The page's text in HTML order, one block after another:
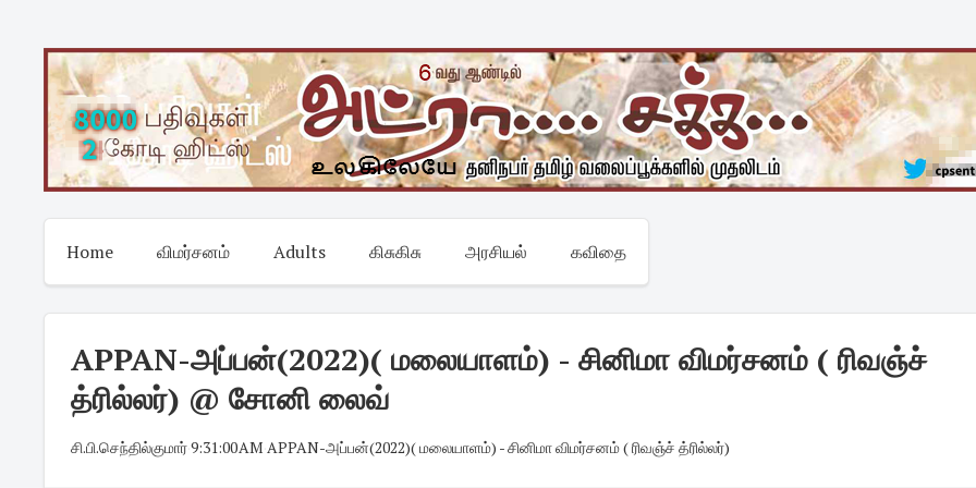
content
Home விமர்சனம் Adults கிசுகிசு அரசியல் கவிதை
APPAN-அப்பன்(2022)( மலையாளம்) - சினிமா விமர்சனம் ( ரிவஞ்ச்
த்ரில்லர்) @ சோனி லைவ்
சி.பி.செந்தில்குமார்·9:31:00 AM ·APPAN-அப்பன்(2022)( மலையாளம்) - சினிமா விமர்சனம் ( ரிவஞ்ச் த்ரில்லர்)